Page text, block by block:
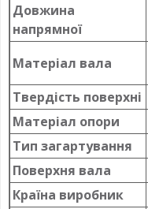
Довжина
напрямної
Матеріал вала
Твердість поверхні
Матеріал опори
Тип загартування
Поверхня вала
Країна виробник